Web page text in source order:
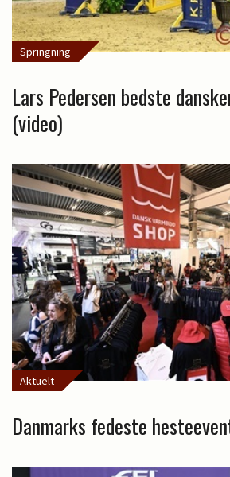
Springning
Lars Pedersen bedste
(video)
Aktuelt
Danmarks fedeste